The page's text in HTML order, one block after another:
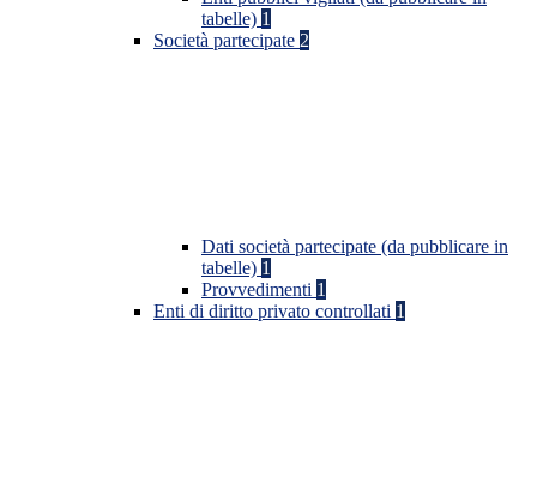
tabelle) 1
Società partecipate 2
Dati società partecipate (da pubblicare in
tabelle) 1
Provvedimenti 1
Enti di diritto privato controllati 1